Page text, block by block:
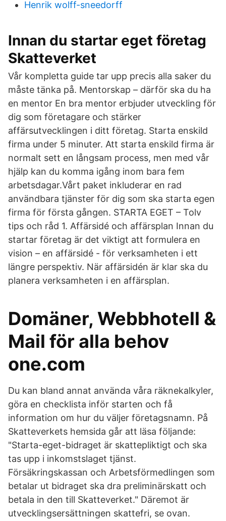
Henrik wolff-sneedorff
Innan du startar eget företag
Skatteverket
Vår kompletta guide tar upp precis alla saker du
måste tänka på. Mentorskap – därför ska du ha
en mentor En bra mentor erbjuder utveckling för
dig som företagare och stärker
affärsutvecklingen i ditt företag. Starta enskild
firma under 5 minuter. Att starta enskild firma är
normalt sett en långsam process, men med vår
hjälp kan du komma igång inom bara fem
arbetsdagar.Vårt paket inkluderar en rad
användbara tjänster för dig som ska starta egen
firma för första gången. STARTA EGET – Tolv
tips och råd 1. Affärsidé och affärsplan Innan du
startar företag är det viktigt att formulera en
vision – en affärsidé - för verksamheten i ett
längre perspektiv. När affärsidén är klar ska du
planera verksamheten i en affärsplan.
Domäner, Webbhotell &
Mail för alla behov
one.com
Du kan bland annat använda våra räknekalkyler,
göra en checklista inför starten och få
information om hur du väljer företagsnamn. På
Skatteverkets hemsida går att läsa följande:
"Starta-eget-bidraget är skattepliktigt och ska
tas upp i inkomstslaget tjänst.
Försäkringskassan och Arbetsförmedlingen som
betalar ut bidraget ska dra preliminärskatt och
betala in den till Skatteverket." Däremot är
utvecklingsersättningen skattefri, se ovan.